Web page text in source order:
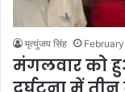
मृत्युंजय सिंह
मंगलवार को